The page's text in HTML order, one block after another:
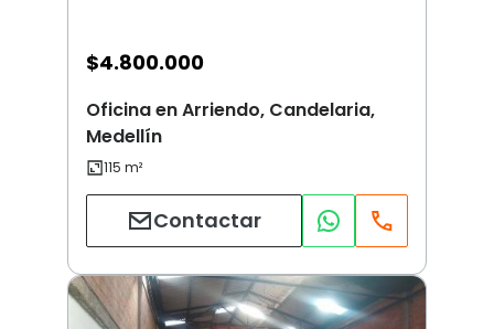
$4.800.000
Oficina en Arriendo, Candelaria,
Medellín
Contactar